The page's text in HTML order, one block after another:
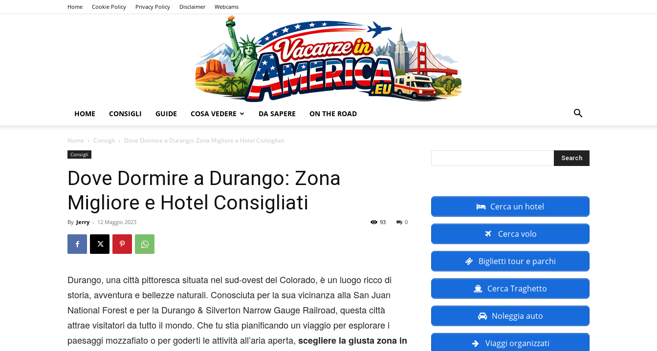
Home Cookie Policy Privacy Policy Disclaimer Webcams
.EU
HOME CONSIGLI GUIDE COSA VEDERE DA SAPERE ON THE ROAD
Home Consigli Dove Dormire a Durango: Zona Migliore e Hotel Consigliati
Consigli
Dove Dormire a Durango: Zona
Migliore e Hotel Consigliati
By Jerry - 12 Maggio 2023 0
93
Durango, una città pittoresca situata nel sud-ovest del Colorado, è un luogo ricco di
storia, avventura e bellezze naturali. Conosciuta per la sua vicinanza alla San Juan
National Forest e per la Durango & Silverton Narrow Gauge Railroad, questa città
attrae visitatori da tutto il mondo. Che tu stia pianificando un viaggio per esplorare i
paesaggi mozzafiato o per goderti le attività all’aria aperta, scegliere la giusta zona in
Cerca un hotel
Cerca volo
Biglietti tour e parchi
Cerca Traghetto
Noleggia auto
Viaggi organizzati